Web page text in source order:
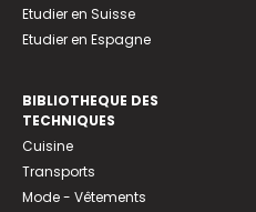
Etudier en Suisse
Etudier en Espagne
BIBLIOTHEQUE DES
TECHNIQUES
Cuisine
Transports
Mode - Vêtements